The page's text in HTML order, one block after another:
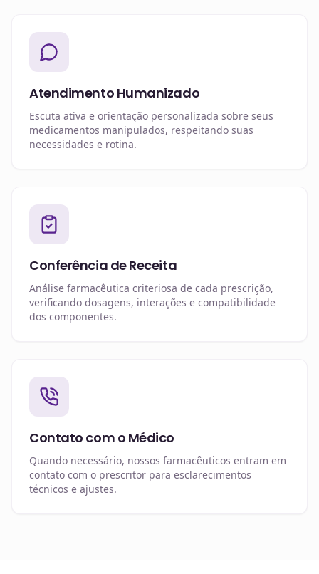
Atendimento Humanizado
Escuta ativa e orientação personalizada sobre seus
medicamentos manipulados, respeitando suas
necessidades e rotina.
Conferência de Receita
Análise farmacêutica criteriosa de cada prescrição,
verificando dosagens, interações e compatibilidade
dos componentes.
Contato com o Médico
Quando necessário, nossos farmacêuticos entram em
contato com o prescritor para esclarecimentos
técnicos e ajustes.